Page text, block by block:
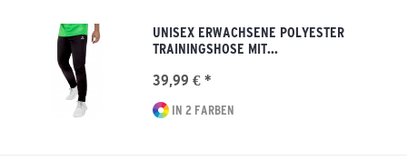
UNISEX ERWACHSENE POLYESTER
TRAININGSHOSE MIT...
39,99 € *
IN 2 FARBEN